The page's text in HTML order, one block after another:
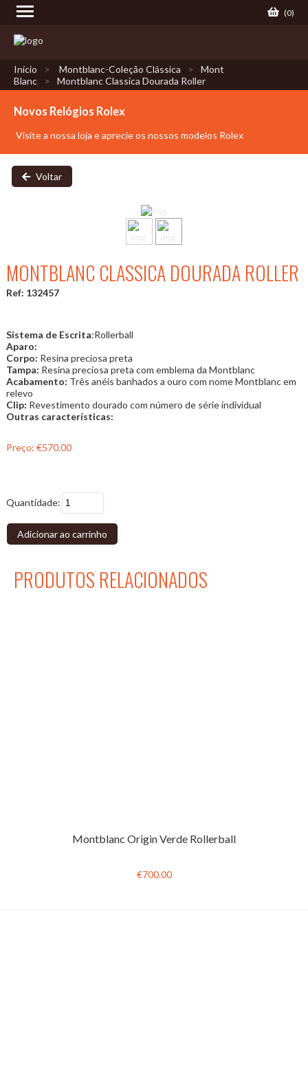
(0)
Início Montblanc-Coleção Clássica
Mont
Blanc
Montblanc Classica Dourada Roller
Novos Relógios Rolex
Visite a nossa loja e aprecie os nossos modelos Rolex
Voltar
MONTBLANC CLASSICA DOURADA ROLLER
Ref: 132457
Sistema de Escrita:Rollerball
Aparo:
Corpo: Resina preciosa preta
Tampa: Resina preciosa preta com emblema da Montblanc
Acabamento: Três anéis banhados a ouro com nome Montblanc em
relevo
Clip: Revestimento dourado com número de série individual
Outras características:
Preço: €570.00
Quantidade:
Adicionar ao carrinho
PRODUTOS RELACIONADOS
Montblanc Origin Verde Rollerball
€700.00